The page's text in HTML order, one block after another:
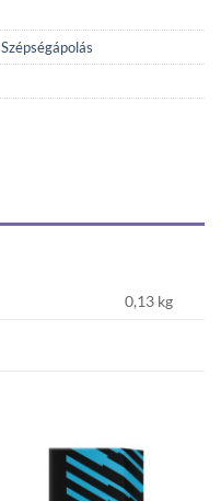
Szépségápolás
0,13 kg